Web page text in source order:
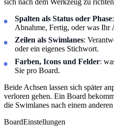
sich nach dem Werkzeug zu
Spalten als Status oder Phase
Abnahme, Fertig, oder was Ihr
Zeilen als Swimlanes:
oder ein eigenes Stichwort.
Farben, Icons und Felder:
Sie pro Board.
Beide Achsen lassen sich später
verloren gehen. Ein Board
die Swimlanes nach einem
BoardEinstellungen